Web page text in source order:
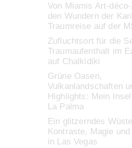
Von Miamis Art-
den Wundern der
Traumreise auf der
Zufluchtsort für die
Traumaufenthalt im
auf Chalkidiki
Grüne Oasen,
Vulkanlandschaften
Highlights: Mein
La Palma
Ein glitzerndes
Kontraste, Magie
in Las Vegas